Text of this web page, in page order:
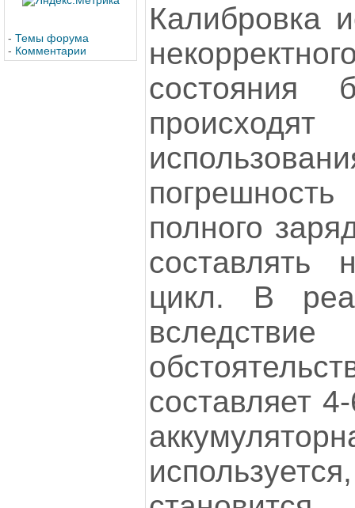
- Темы форума
- Комментарии
Калибровка
состояния
полного
цикл. В
составляет